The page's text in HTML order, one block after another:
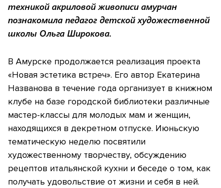
техникой акриловой живописи амурчан
познакомила педагог детской художественной
школы Ольга Широкова.
В Амурске продолжается реализация проекта
«Новая эстетика встреч». Его автор Екатерина
Названова в течение года организует в книжном
клубе на базе городской библиотеки различные
мастер-классы для молодых мам и женщин,
находящихся в декретном отпуске. Июньскую
тематическую неделю посвятили
художественному творчеству, обсуждению
рецептов итальянской кухни и беседе о том, как
получать удовольствие от жизни и себя в ней.